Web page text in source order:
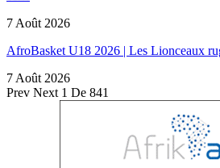
7 Août 2026
AfroBasket U18 2026 | Les Lionceaux
7 Août 2026
Prev Next 1 De 841